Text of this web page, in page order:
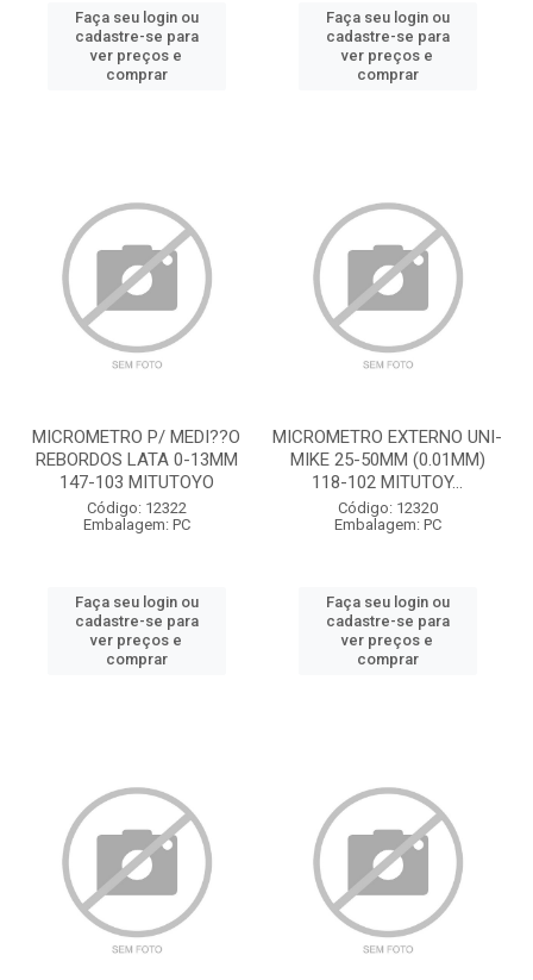
Faça seu login ou
cadastre-se para
ver preços e
comprar
Faça seu login ou
cadastre-se para
ver preços e
comprar
MICROMETRO P/ MEDI??O
REBORDOS LATA 0-13MM
147-103 MITUTOYO
Código: 12322
Embalagem: PC
Faça seu login ou
cadastre-se para
ver preços e
comprar
MICROMETRO EXTERNO UNI-
MIKE 25-50MM (0.01MM)
118-102 MITUTOY...
Código: 12320
Embalagem: PC
Faça seu login ou
cadastre-se para
ver preços e
comprar